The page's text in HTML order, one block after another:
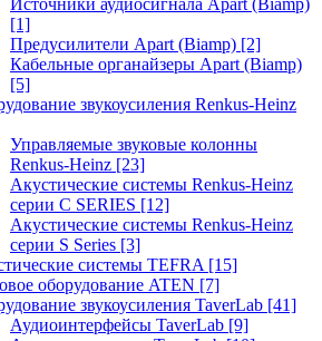
Источники аудиосигнала Apart (Biamp)
[1]
Предусилители Apart (Biamp) [2]
Кабельные органайзеры Apart (Biamp)
[5]
звукоусиления Renkus-Heinz
Управляемые звуковые колонны
Renkus-Heinz [23]
Акустические системы Renkus-Heinz
серии C SERIES [12]
Акустические системы Renkus-Heinz
серии S Series [3]
системы TEFRA [15]
оборудование ATEN [7]
звукоусиления TaverLab [41]
Аудиоинтерфейсы TaverLab [9]